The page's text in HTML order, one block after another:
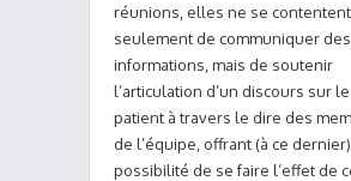
réunions, elles ne se
seulement de communiquer des
informations, mais de soutenir
l’articulation d’un discours sur le
patient à travers le dire des
de l’équipe, offrant (à ce
possibilité de se faire l’effet de